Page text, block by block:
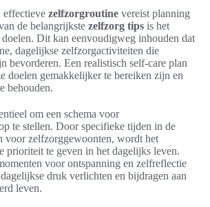
effectieve zelfzorgroutine vereist planning
de belangrijkste zelfzorg tips is het
doelen. Dit kan eenvoudigweg inhouden dat
dagelijkse zelfzorgactiviteiten die
bevorderen. Een realistisch self-care plan
doelen gemakkelijker te bereiken zijn en
behouden.
om een schema voor
te stellen. Door specifieke tijden in de
voor zelfzorggewoonten, wordt het
prioriteit te geven in het dagelijks leven.
voor ontspanning en zelfreflectie
druk verlichten en bijdragen aan
leven.